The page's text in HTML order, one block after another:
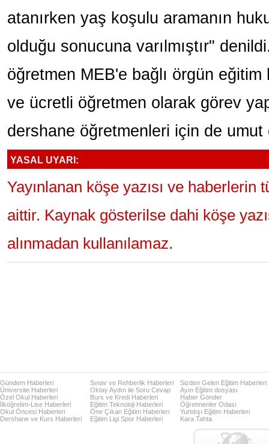
atanırken yaş koşulu aramanın
olduğu sonucuna varılmıştır"
öğretmen MEB'e bağlı örgün
ve ücretli öğretmen olarak görev
dershane öğretmenleri için de umut
YASAL UYARI:
Yayınlanan köşe yazısı ve haberlerin
aittir. Kaynak gösterilse dahi köşe
alınmadan kullanılamaz.
Gündem Haberleri
Üniversite Haberleri
Özel Okul Haberleri
İlköğretim-Lise Haberleri
Okul Öncesi Haberleri
Dershane ve Kurs Haberleri
Sınav ve Rehberlik Haberleri
Oktay Aydın ile Soru Cevap
Burs ve Kredi Haberleri
Eğitim Teknoloji Haberleri
Öne Çıkan Eğitim Haberleri
Eğitim Ligi Spor Haberleri
Sizden Gelen Eğitim Haberleri
Ayın Eğitim dosyası
Haber Gönder
Öğretmenler Odası
Yurtdışı Eğitim Haberleri
Kara Tahta